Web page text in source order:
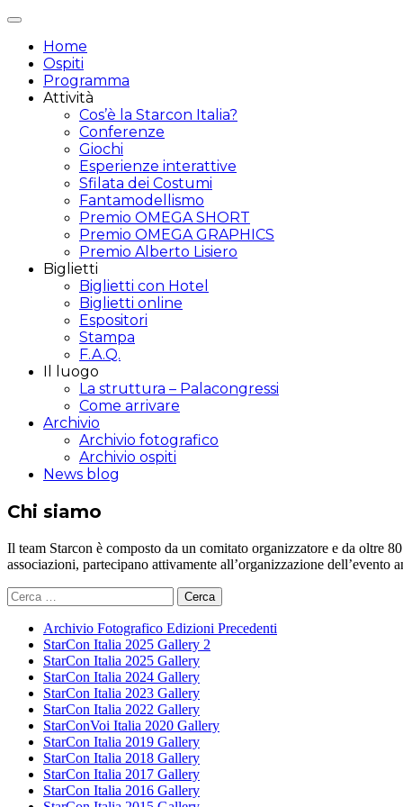
Attiva/disattiva
navigazione
Home
Ospiti
Programma
Attività
Cos’è la Starcon Italia?
Conferenze
Giochi
Esperienze interattive
Sfilata dei Costumi
Fantamodellismo
Premio OMEGA SHORT
Premio OMEGA GRAPHICS
Premio Alberto Lisiero
Biglietti
Biglietti con Hotel
Biglietti online
Espositori
Stampa
F.A.Q.
Il luogo
La struttura – Palacongressi
Come arrivare
Archivio
Archivio fotografico
Archivio ospiti
News blog
Chi siamo
Il team Starcon è composto da un comitato organizzatore e da oltre
associazioni, partecipano attivamente all’organizzazione
Ricerca
per:
Archivio Fotografico Edizioni Precedenti
StarCon Italia 2025 Gallery 2
StarCon Italia 2025 Gallery
StarCon Italia 2024 Gallery
StarCon Italia 2023 Gallery
StarCon Italia 2022 Gallery
StarConVoi Italia 2020 Gallery
StarCon Italia 2019 Gallery
StarCon Italia 2018 Gallery
StarCon Italia 2017 Gallery
StarCon Italia 2016 Gallery